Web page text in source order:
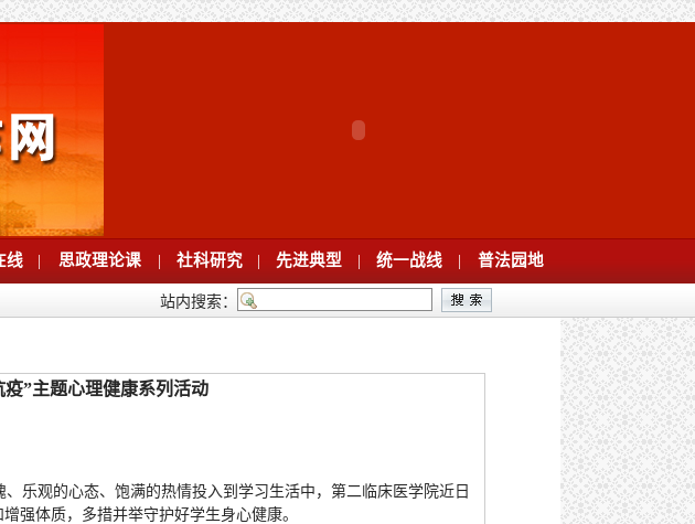
线 | 思政理论课 | 社科研究 | 先进典型 | 统一战线 | 普法园地
站内搜索：
”主题心理健康系列活动
乐观的心态、饱满的热情投入到学习生活中，第二临床医学院近日
强体质，多措并举守护好学生身心健康。